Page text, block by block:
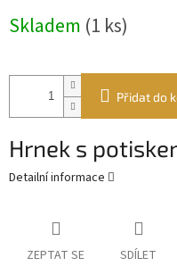
cena:
Skladem (1 ks)
Přidat do
Hrnek s
Detailní informace
ZEPTAT SE SDÍLET